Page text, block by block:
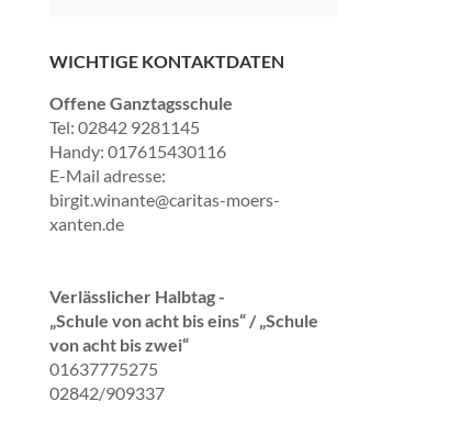
WICHTIGE KONTAKTDATEN
Offene Ganztagsschule
Tel: 02842 9281145
Handy: 017615430116
E-Mail adresse:
birgit.winante@caritas-moers-
xanten.de
Verlässlicher Halbtag -
„Schule von acht bis eins“ / „Schule
von acht bis zwei“
01637775275
02842/909337